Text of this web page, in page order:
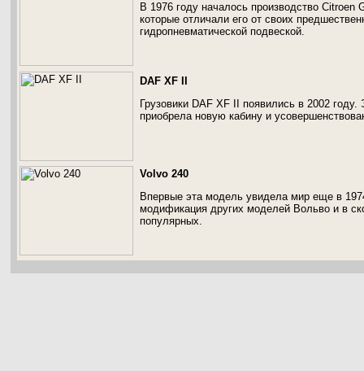
В 1976 году началось производство Citroen
которые отличали его от своих
гидропневматической подвеской.
DAF XF II
Грузовики DAF XF II появились в 2002
приобрела новую кабину и
Volvo 240
Впервые эта модель увидела мир еще в
модификация других моделей Вольво и в
популярных.